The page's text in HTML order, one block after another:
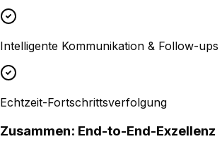
Intelligente Kommunikation & Follow-ups
Echtzeit-Fortschrittsverfolgung
Zusammen: End-to-End-Exzellenz